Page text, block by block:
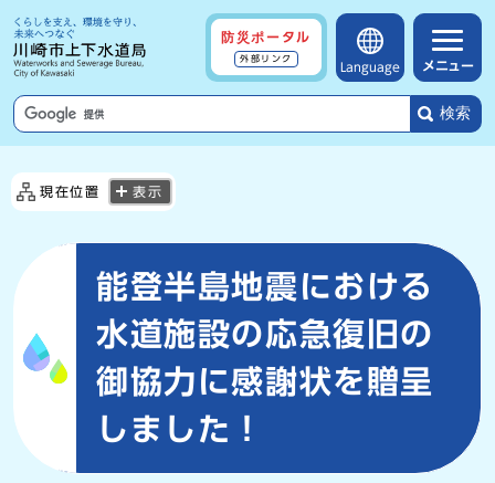
防災ポータル
外部リンク
Language メニュー
検索
現在位置 表示
能登半島地震における
水道施設の応急復旧の
御協力に感謝状を贈呈
しました！